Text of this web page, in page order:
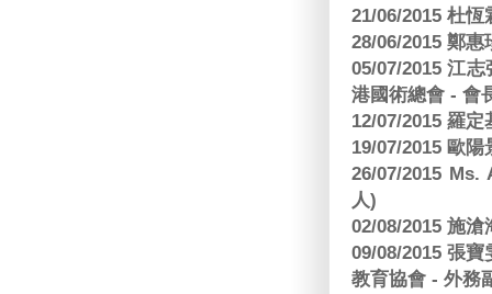
21/06/2015 杜
28/06/2015 鄭
05/07/2015 江
港國術總會 - 會
12/07/2015 羅
19/07/2015 歐
26/07/2015
人)
02/08/2015 施
09/08/2015 張
教育協會 - 外務